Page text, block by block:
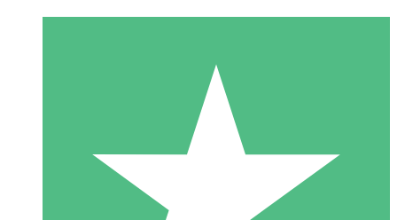
Packs de Crédits Individuels
Payez à l'utilisation avec des crédits de téléchargement. Sans